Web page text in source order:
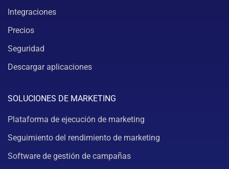
Integraciones
Precios
Seguridad
Descargar aplicaciones
SOLUCIONES DE MARKETING
Plataforma de ejecución de marketing
Seguimiento del rendimiento de marketing
Software de gestión de campañas